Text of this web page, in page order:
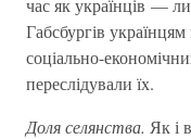
час як українців —
Габсбургів
соціально-
переслідували їх.
Доля селянства. Як і